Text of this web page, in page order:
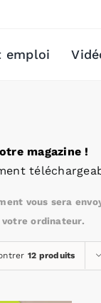
emploi
magazine !
vous sera
votre ordinateur.
12 produits